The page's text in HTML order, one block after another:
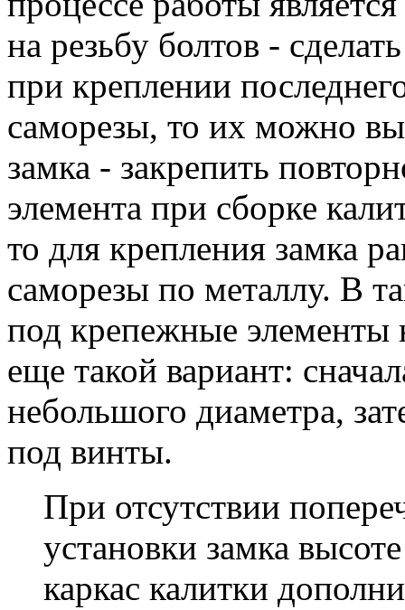
на резьбу болтов -
при креплении
саморезы, то их можно
замка - закрепить
элемента при сборке
то для крепления замка
саморезы по металлу. В
под крепежные элементы
еще такой вариант:
небольшого диаметра,
под винты.
При отсутствии
установки замка
каркас калитки